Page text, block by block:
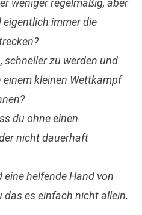
weniger regelmäßig, aber
immer die
schneller zu werden und
einem kleinen Wettkampf
du ohne einen
nicht dauerhaft
eine helfende Hand von
es einfach nicht allein.